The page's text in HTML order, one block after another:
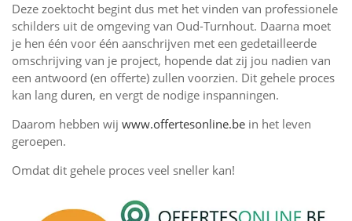
Deze zoektocht begint dus met het vinden van professionele
schilders uit de omgeving van Oud-Turnhout. Daarna moet
je hen één voor één aanschrijven met een gedetailleerde
omschrijving van je project, hopende dat zij jou nadien van
een antwoord (en offerte) zullen voorzien. Dit gehele proces
kan lang duren, en vergt de nodige inspanningen.
Daarom hebben wij www.offertesonline.be in het leven
geroepen.
Omdat dit gehele proces veel sneller kan!